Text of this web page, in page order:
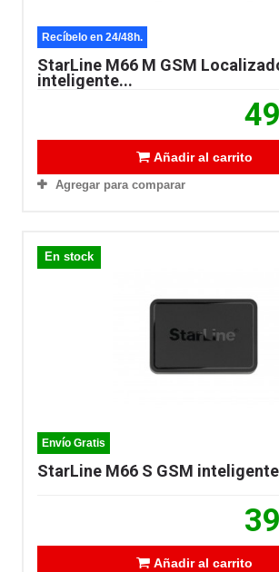
Recíbelo en 24/48h.
StarLine M66 M GSM
inteligente...
Añadir al carrito
Agregar para comparar
En stock
Envío Gratis
StarLine M66 S GSM
Añadir al carrito